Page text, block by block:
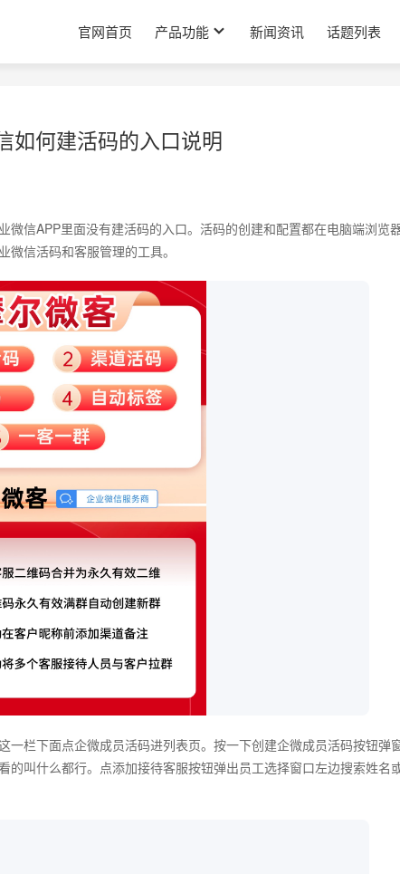
官网首页 产品功能 新闻资讯 话题列表
如何建活码的入口说明
信APP里面没有建活码的入口。活码的创建和配置都在电脑端浏览
信活码和客服管理的工具。
一栏下面点企微成员活码进列表页。按一下创建企微成员活码按钮弹
的叫什么都行。点添加接待客服按钮弹出员工选择窗口左边搜索姓名